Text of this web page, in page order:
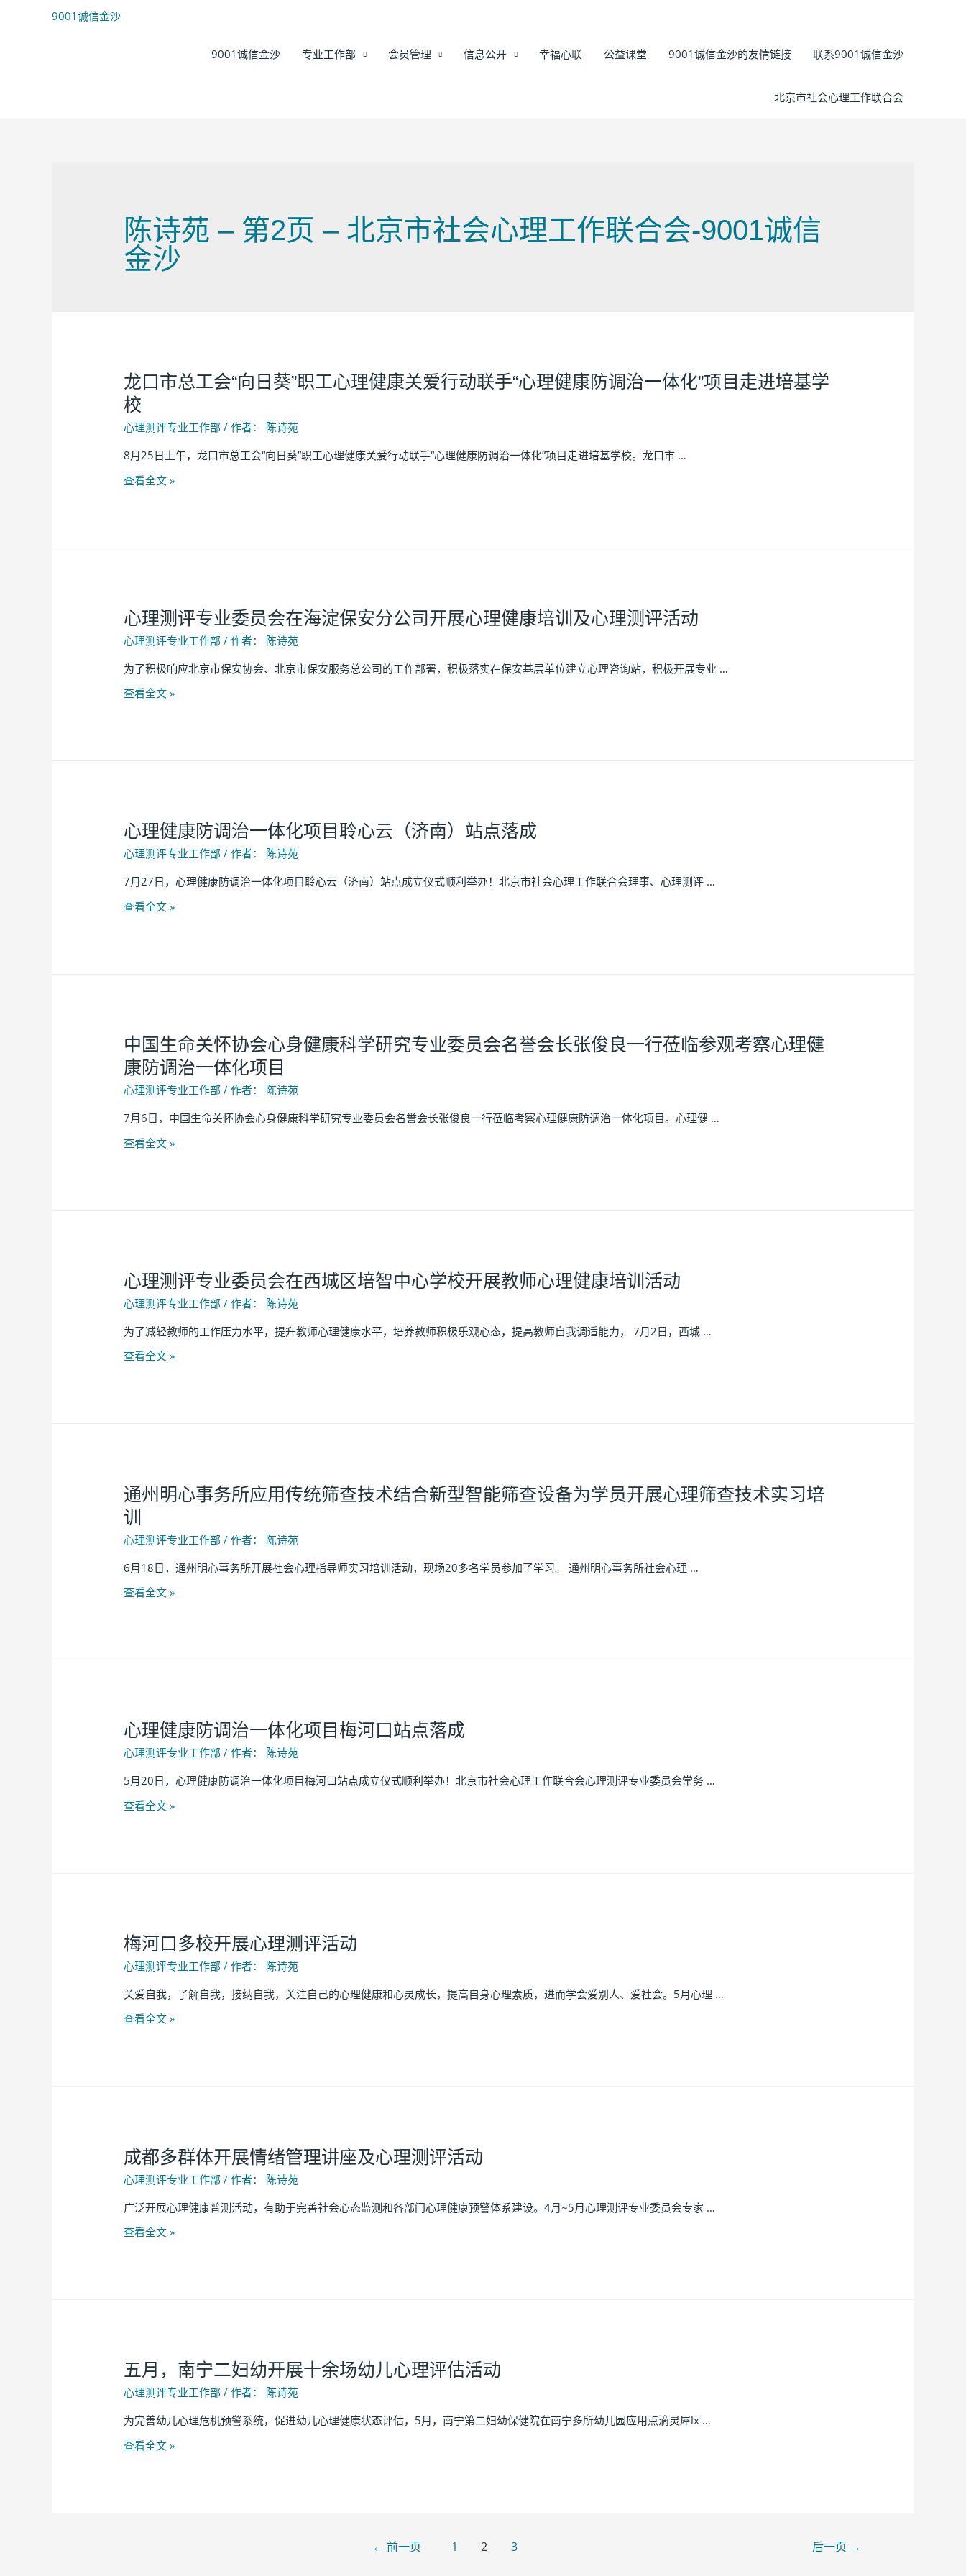
9001诚信金沙
9001诚信金沙 专业工作部 会员管理 信息公开 幸福心联 公益课堂 9001诚信金沙的友情链接 联系9001诚信金沙
北京市社会心理工作联合会
陈诗苑 – 第2页 – 北京市社会心理工作联合会-9001诚信
金沙
龙口市总工会“向日葵”职工心理健康关爱行动联手“心理健康防调治一体化”项目走进培基学
校
心理测评专业工作部 / 作者：
陈诗苑
8月25日上午，龙口市总工会“向日葵”职工心理健康关爱行动联手“心理健康防调治一体化”项目走进培基学校。龙口市 …
查看全文 »
心理测评专业委员会在海淀保安分公司开展心理健康培训及心理测评活动
心理测评专业工作部 / 作者：
陈诗苑
为了积极响应北京市保安协会、北京市保安服务总公司的工作部署，积极落实在保安基层单位建立心理咨询站，积极开展专业 …
查看全文 »
心理健康防调治一体化项目聆心云（济南）站点落成
心理测评专业工作部 / 作者：
陈诗苑
7月27日，心理健康防调治一体化项目聆心云（济南）站点成立仪式顺利举办！北京市社会心理工作联合会理事、心理测评 …
查看全文 »
中国生命关怀协会心身健康科学研究专业委员会名誉会长张俊良一行莅临参观考察心理健
康防调治一体化项目
心理测评专业工作部 / 作者：
陈诗苑
7月6日，中国生命关怀协会心身健康科学研究专业委员会名誉会长张俊良一行莅临考察心理健康防调治一体化项目。心理健 …
查看全文 »
心理测评专业委员会在西城区培智中心学校开展教师心理健康培训活动
心理测评专业工作部 / 作者：
陈诗苑
为了减轻教师的工作压力水平，提升教师心理健康水平，培养教师积极乐观心态，提高教师自我调适能力， 7月2日，西城 …
查看全文 »
通州明心事务所应用传统筛查技术结合新型智能筛查设备为学员开展心理筛查技术实习培
训
心理测评专业工作部 / 作者：
陈诗苑
6月18日，通州明心事务所开展社会心理指导师实习培训活动，现场20多名学员参加了学习。 通州明心事务所社会心理 …
查看全文 »
心理健康防调治一体化项目梅河口站点落成
心理测评专业工作部 / 作者：
陈诗苑
5月20日，心理健康防调治一体化项目梅河口站点成立仪式顺利举办！北京市社会心理工作联合会心理测评专业委员会常务 …
查看全文 »
梅河口多校开展心理测评活动
心理测评专业工作部 / 作者：
陈诗苑
关爱自我，了解自我，接纳自我，关注自己的心理健康和心灵成长，提高自身心理素质，进而学会爱别人、爱社会。5月心理 …
查看全文 »
成都多群体开展情绪管理讲座及心理测评活动
心理测评专业工作部 / 作者：
陈诗苑
广泛开展心理健康普测活动，有助于完善社会心态监测和各部门心理健康预警体系建设。4月~5月心理测评专业委员会专家 …
查看全文 »
五月，南宁二妇幼开展十余场幼儿心理评估活动
心理测评专业工作部 / 作者：
陈诗苑
为完善幼儿心理危机预警系统，促进幼儿心理健康状态评估，5月，南宁第二妇幼保健院在南宁多所幼儿园应用点滴灵犀lx …
查看全文 »
← 前一页 1 2 3 后一页 →